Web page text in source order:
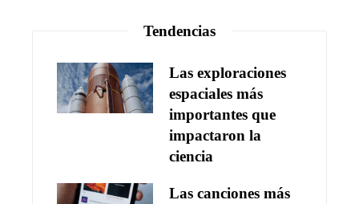
Tendencias
Las exploraciones
espaciales más
importantes que
impactaron la
ciencia
Las canciones más